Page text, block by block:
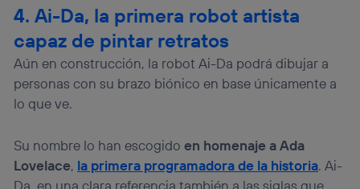
4. Ai-Da, la primera robot artista
capaz de pintar retratos
Aún en construcción, la robot Ai-Da podrá dibujar a
personas con su brazo biónico en base únicamente a
lo que ve.
Su nombre lo han escogidoen homenaje a Ada
Lovelace, la primera programadora de la historia. Ai-
Da, en una clara referencia también a las siglas que